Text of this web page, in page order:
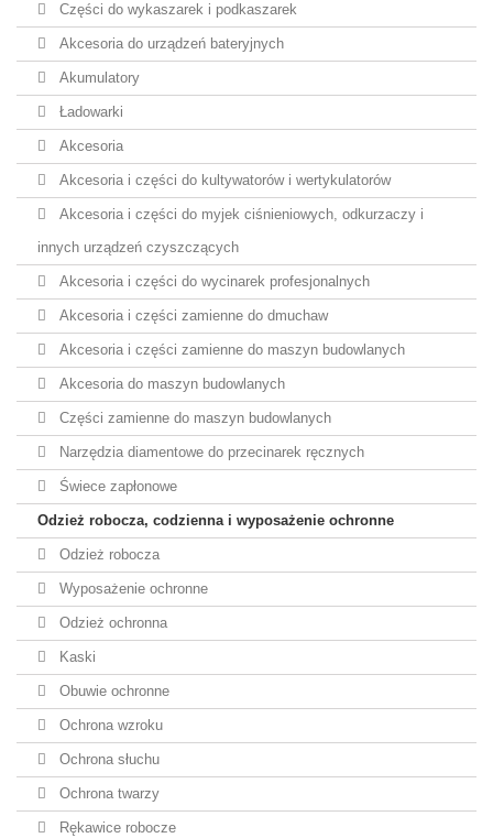
Części do wykaszarek i podkaszarek
Akcesoria do urządzeń bateryjnych
Akumulatory
Ładowarki
Akcesoria
Akcesoria i części do kultywatorów i wertykulatorów
Akcesoria i części do myjek ciśnieniowych, odkurzaczy i
innych urządzeń czyszczących
Akcesoria i części do wycinarek profesjonalnych
Akcesoria i części zamienne do dmuchaw
Akcesoria i części zamienne do maszyn budowlanych
Akcesoria do maszyn budowlanych
Części zamienne do maszyn budowlanych
Narzędzia diamentowe do przecinarek ręcznych
Świece zapłonowe
Odzież robocza, codzienna i wyposażenie ochronne
Odzież robocza
Wyposażenie ochronne
Odzież ochronna
Kaski
Obuwie ochronne
Ochrona wzroku
Ochrona słuchu
Ochrona twarzy
Rękawice robocze